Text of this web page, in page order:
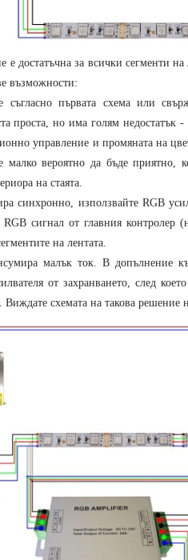
е достатъчна за всички сегменти
възможности:
съгласно първата схема или
проста, но има голям недостатък -
управление и промяната на
малко вероятно да бъде приятно,
на стаята.
синхронно, използвайте RGB
сигнал от главния контролер
на лентата.
малък ток. В допълнение
от захранването, след
Виждате схемата на такова решение